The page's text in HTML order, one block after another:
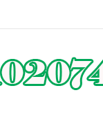
في القانون المصري